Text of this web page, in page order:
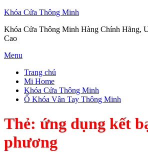
Khóa Cửa Thông Minh
Khóa Cửa Thông Minh Hàng Chính Hãng,
Cao
Skip
content
Menu
Trang chủ
Mi Home
Khóa Cửa Thông Minh
Ổ Khóa Vân Tay Thông Minh
Thẻ: ứng dụng kết
phương